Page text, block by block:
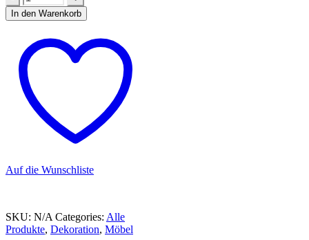
In den Warenkorb
Auf die Wunschliste
SKU: N/A Categories: Alle
Produkte, Dekoration, Möbel